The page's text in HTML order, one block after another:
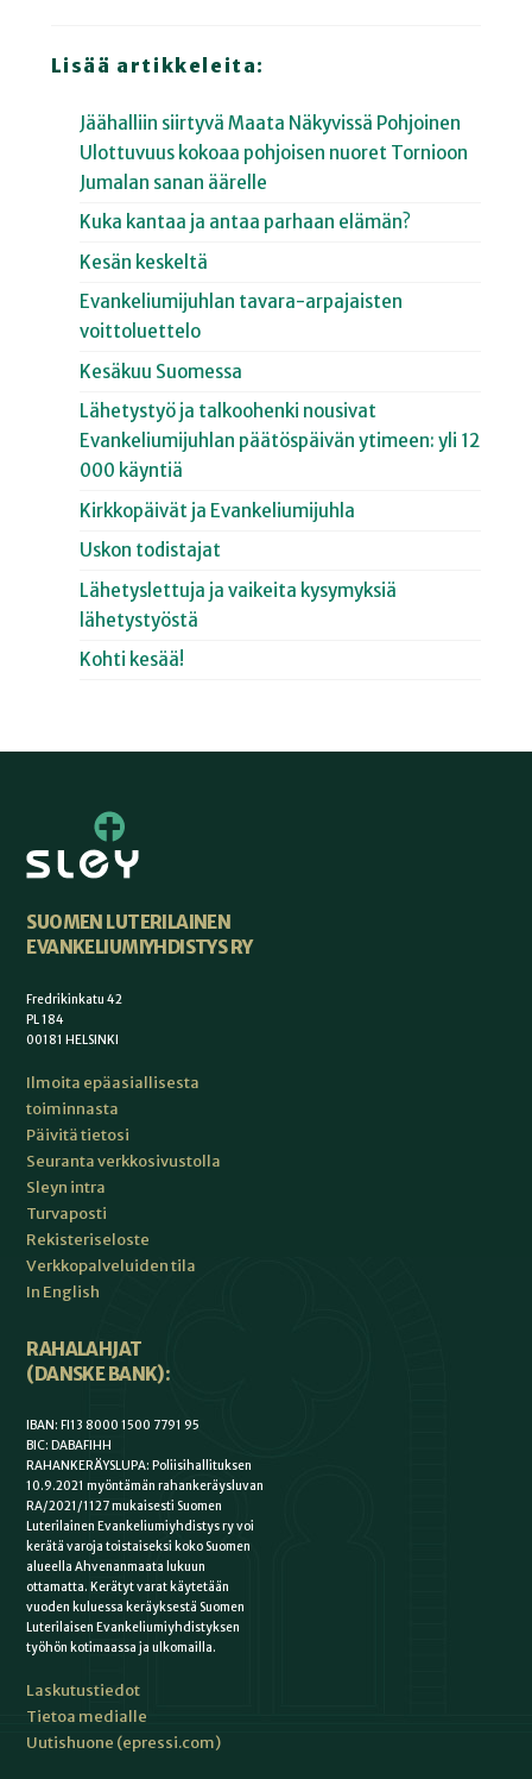
Lisää artikkeleita:
Jäähalliin siirtyvä Maata Näkyvissä Pohjoinen
Ulottuvuus kokoaa pohjoisen nuoret Tornioon
Jumalan sanan äärelle
Kuka kantaa ja antaa parhaan elämän?
Kesän keskeltä
Evankeliumijuhlan tavara-arpajaisten
voittoluettelo
Kesäkuu Suomessa
Lähetystyö ja talkoohenki nousivat
Evankeliumijuhlan päätöspäivän ytimeen: yli 12
000 käyntiä
Kirkkopäivät ja Evankeliumijuhla
Uskon todistajat
Lähetyslettuja ja vaikeita kysymyksiä
lähetystyöstä
Kohti kesää!
SUOMEN LUTERILAINEN
EVANKELIUMIYHDISTYS RY
Fredrikinkatu 42
PL 184
00181 HELSINKI
Ilmoita epäasiallisesta
toiminnasta
Päivitä tietosi
Seuranta verkkosivustolla
Sleyn intra
Turvaposti
Rekisteriseloste
Verkkopalveluiden tila
In English
RAHALAHJAT
(DANSKE BANK):
IBAN: FI13 8000 1500 7791 95
BIC: DABAFIHH
RAHANKERÄYSLUPA: Poliisihallituksen
10.9.2021 myöntämän rahankeräysluvan
RA/2021/1127 mukaisesti Suomen
Luterilainen Evankeliumiyhdistys ry voi
kerätä varoja toistaiseksi koko Suomen
alueella Ahvenanmaata lukuun
ottamatta. Kerätyt varat käytetään
vuoden kuluessa keräyksestä Suomen
Luterilaisen Evankeliumiyhdistyksen
työhön kotimaassa ja ulkomailla.
Laskutustiedot
Tietoa medialle
Uutishuone (epressi.com)